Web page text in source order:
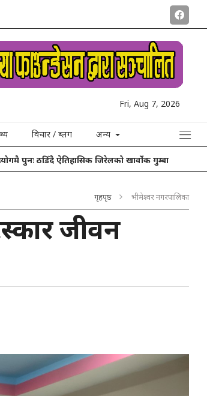
Fri, Aug 7, 2026
विचार / ब्लग अन्य
पुनः ठडिँदै ऐतिहासिक जिरेलको खार्वोक गुम्बा
गृहपृष्ठ भीमेश्वर नगरपालिका
जीवन